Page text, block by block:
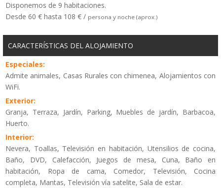
Disponemos de 9 habitaciones.
Desde 60 € hasta 108 € / persona y noche (aprox.)
CARACTERÍSTICAS DEL ALOJAMIENTO
Especiales:
Admite animales, Casas Rurales con chimenea, Alojamientos con
WiFi.
Exterior:
Granja, Terraza, Jardín, Parking, Muebles de jardín, Barbacoa,
Huerto.
Interior:
Nevera, Toallas, Televisión en habitación, Utensilios de cocina,
Baño, DVD, Calefacción, Juegos de mesa, Cuna, Baño en
habitación, Ropa de cama, Comedor, Televisión, Cocina
completa, Mantas, Televisión vía satelite, Sala de estar.